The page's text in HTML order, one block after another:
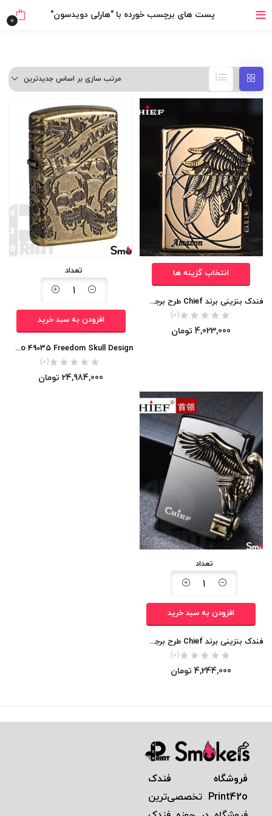
خرید قسطی با ترب‌پی
پست های برچسب خورده با "هارلی دویدسون" 0
مرتب سازی بر اساس جدیدترین
انتخاب گزینه ها
فندک بنزینی برند Chief طرح برجسته AMAZON اورجینال
(0)
4,023,000 تومان
تعداد
افزودن به سبد خرید
Zippo 49035 Freedom Skull Design
(0)
24,984,000 تومان
تعداد
افزودن به سبد خرید
فندک بنزینی برند Chief طرح برجسته Harley Davidson اورجینال
(0)
4,244,000 تومان
فروشگاه فندک
Print42o تخصصی‌ترين